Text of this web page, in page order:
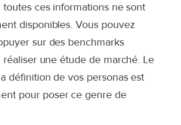
toutes ces informations ne sont
disponibles. Vous pouvez
sur des benchmarks
réaliser une étude de marché. Le
définition de vos personas est
pour poser ce genre de